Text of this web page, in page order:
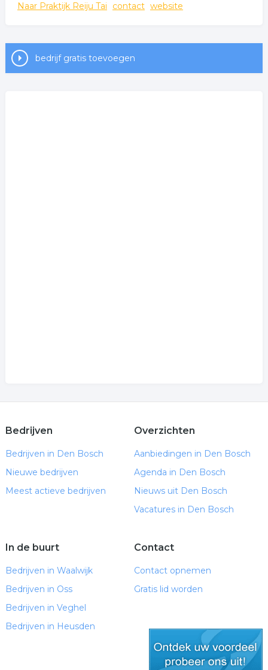
Naar Praktijk Reiju Tai
contact website
bedrijf gratis toevoegen
Bedrijven
Bedrijven in Den Bosch
Nieuwe bedrijven
Meest actieve bedrijven
Overzichten
Aanbiedingen in Den Bosch
Agenda in Den Bosch
Nieuws uit Den Bosch
Vacatures in Den Bosch
In de buurt
Bedrijven in Waalwijk
Bedrijven in Oss
Bedrijven in Veghel
Bedrijven in Heusden
Contact
Contact opnemen
Gratis lid worden